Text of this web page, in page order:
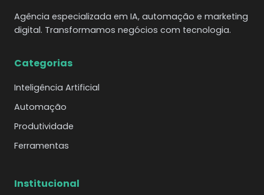
Agência especializada em IA, automação e marketing
digital. Transformamos negócios com tecnologia.
Categorias
Inteligência Artificial
Automação
Produtividade
Ferramentas
Institucional